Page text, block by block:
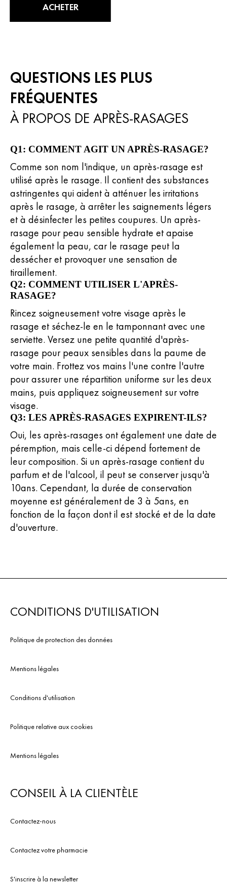
ACHETER
QUESTIONS LES PLUS
FRÉQUENTES
À PROPOS DE APRÈS-RASAGES
Q1: COMMENT AGIT UN APRÈS-RASAGE?
Comme son nom l'indique, un après-rasage est
utilisé après le rasage. Il contient des substances
astringentes qui aident à atténuer les irritations
après le rasage, à arrêter les saignements légers
et à désinfecter les petites coupures. Un après-
rasage pour peau sensible hydrate et apaise
également la peau, car le rasage peut la
dessécher et provoquer une sensation de
tiraillement.
Q2: COMMENT UTILISER L'APRÈS-
RASAGE?
Rincez soigneusement votre visage après le
rasage et séchez-le en le tamponnant avec une
serviette. Versez une petite quantité d'après-
rasage pour peaux sensibles dans la paume de
votre main. Frottez vos mains l'une contre l'autre
pour assurer une répartition uniforme sur les deux
mains, puis appliquez soigneusement sur votre
visage.
Q3: LES APRÈS-RASAGES EXPIRENT-ILS?
Oui, les après-rasages ont également une date de
péremption, mais celle-ci dépend fortement de
leur composition. Si un après-rasage contient du
parfum et de l'alcool, il peut se conserver jusqu'à
10ans. Cependant, la durée de conservation
moyenne est généralement de 3 à 5ans, en
fonction de la façon dont il est stocké et de la date
d'ouverture.
CONDITIONS D'UTILISATION
Politique de protection des données
Mentions légales
Conditions d'utilisation
Politique relative aux cookies
Mentions légales
CONSEIL À LA CLIENTÈLE
Contactez-nous
Contactez votre pharmacie
S'inscrire à la newsletter